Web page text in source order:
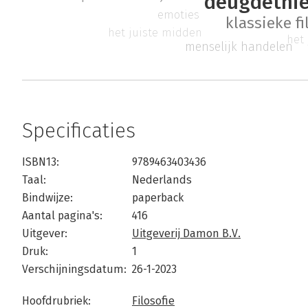
klassieke
het
emoties
menselijk handelen
het juiste midden
Specificaties
ISBN13:
9789463403436
Taal:
Nederlands
Bindwijze:
paperback
Aantal pagina's:
416
Uitgever:
Uitgeverij Damon B.V.
Druk:
1
Verschijningsdatum: 26-1-2023
Hoofdrubriek: Filosofie